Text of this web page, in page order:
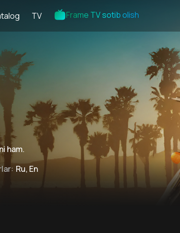
TV Frame TV sotib olish
ham.
: Ru, En